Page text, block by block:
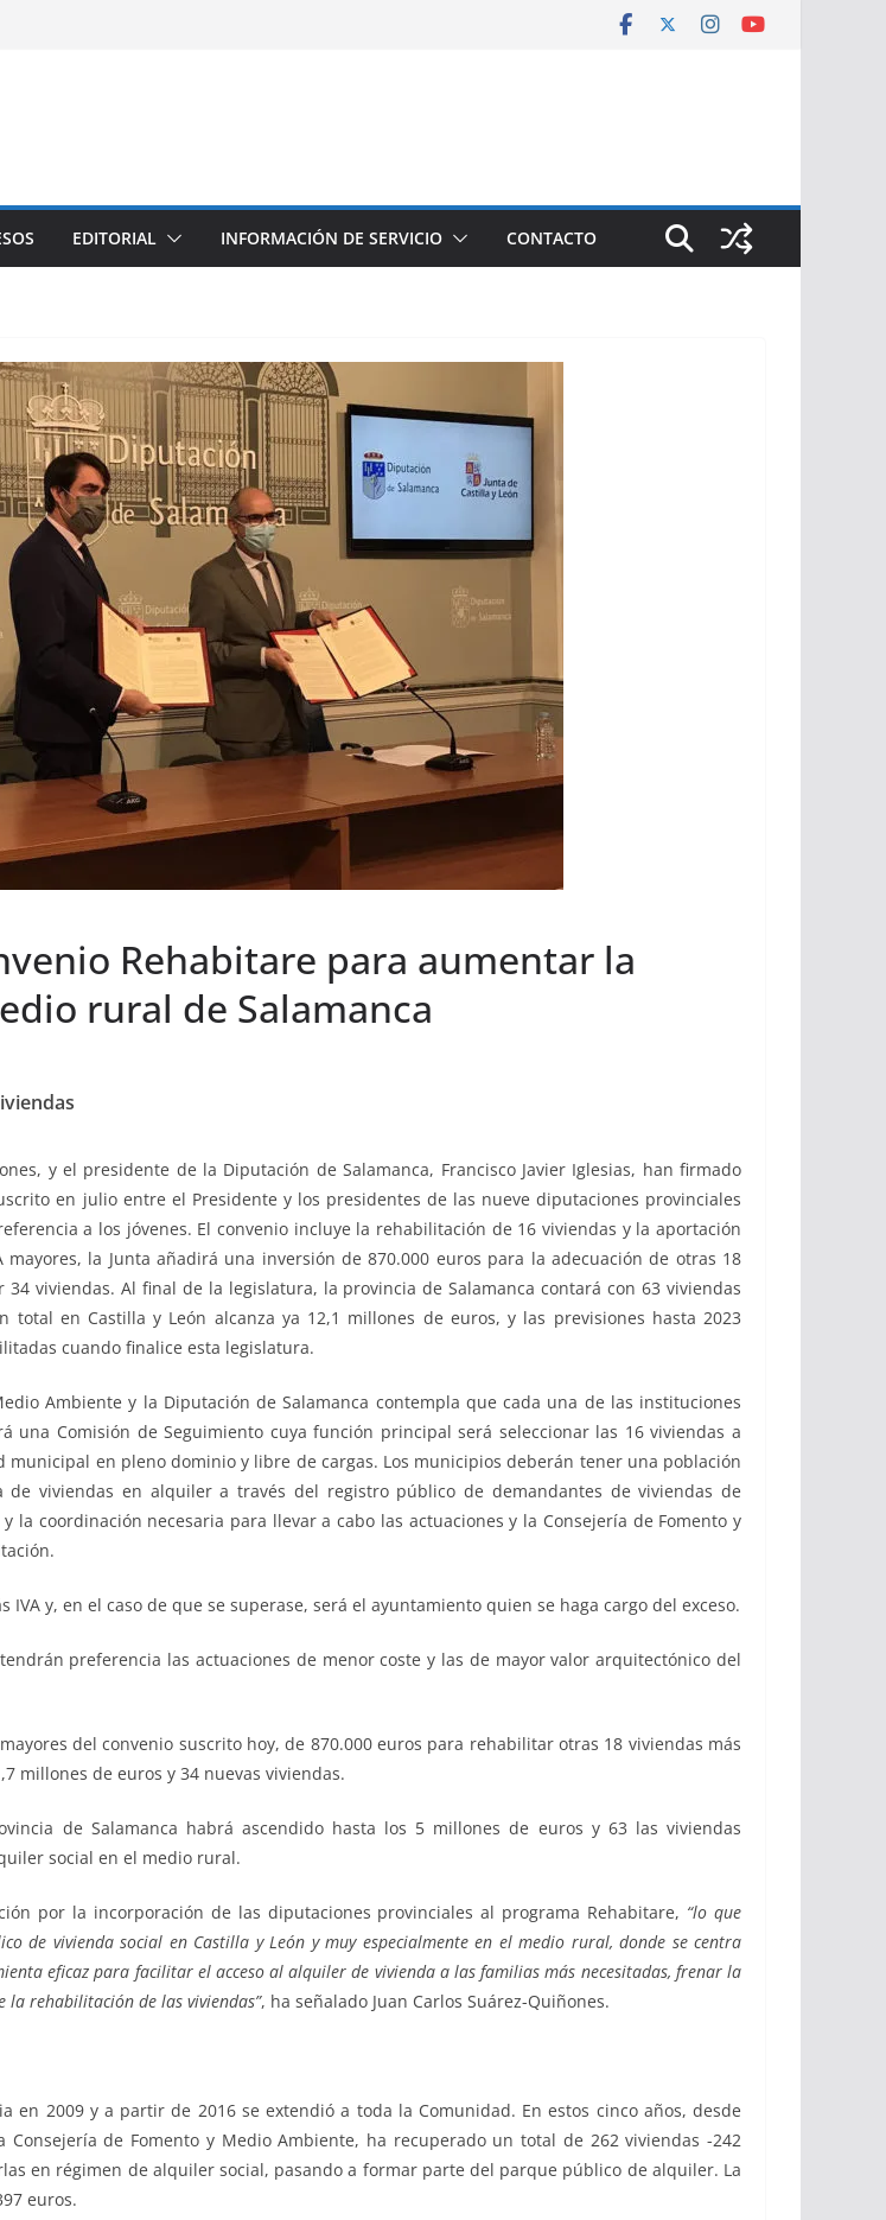
EDITORIAL INFORMACIÓN DE SERVICIO CONTACTO
Rehabitare para aumentar la
rural de Salamanca
y el presidente de la Diputación de Salamanca, Francisco Javier Iglesias, han firmado
en julio entre el Presidente y los presidentes de las nueve diputaciones provinciales
a los jóvenes. El convenio incluye la rehabilitación de 16 viviendas y la aportación
la Junta añadirá una inversión de 870.000 euros para la adecuación de otras 18
viviendas. Al final de la legislatura, la provincia de Salamanca contará con 63 viviendas
en Castilla y León alcanza ya 12,1 millones de euros, y las previsiones hasta 2023
cuando finalice esta legislatura.
Ambiente y la Diputación de Salamanca contempla que cada una de las instituciones
Comisión de Seguimiento cuya función principal será seleccionar las 16 viviendas a
en pleno dominio y libre de cargas. Los municipios deberán tener una población
viviendas en alquiler a través del registro público de demandantes de viviendas de
coordinación necesaria para llevar a cabo las actuaciones y la Consejería de Fomento y
y, en el caso de que se superase, será el ayuntamiento quien se haga cargo del exceso.
preferencia las actuaciones de menor coste y las de mayor valor arquitectónico del
del convenio suscrito hoy, de 870.000 euros para rehabilitar otras 18 viviendas más
millones de euros y 34 nuevas viviendas.
de Salamanca habrá ascendido hasta los 5 millones de euros y 63 las viviendas
social en el medio rural.
por la incorporación de las diputaciones provinciales al programa Rehabitare, “lo que
de vivienda social en Castilla y León y muy especialmente en el medio rural, donde se centra
eficaz para facilitar el acceso al alquiler de vivienda a las familias más necesitadas, frenar la
rehabilitación de las viviendas”, ha señalado Juan Carlos Suárez-Quiñones.
en 2009 y a partir de 2016 se extendió a toda la Comunidad. En estos cinco años, desde
de Fomento y Medio Ambiente, ha recuperado un total de 262 viviendas -242
en régimen de alquiler social, pasando a formar parte del parque público de alquiler. La
euros.